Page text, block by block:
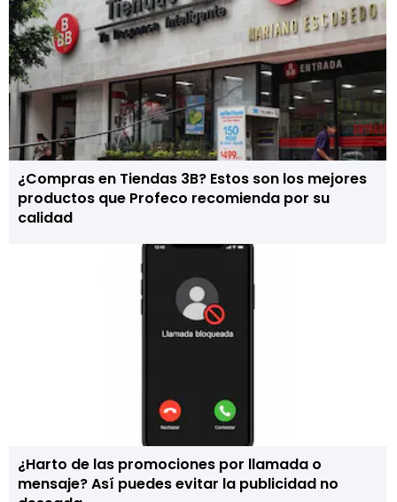
¿Compras en Tiendas 3B? Estos son los mejores
productos que Profeco recomienda por su
calidad
¿Harto de las promociones por llamada o
mensaje? Así puedes evitar la publicidad no